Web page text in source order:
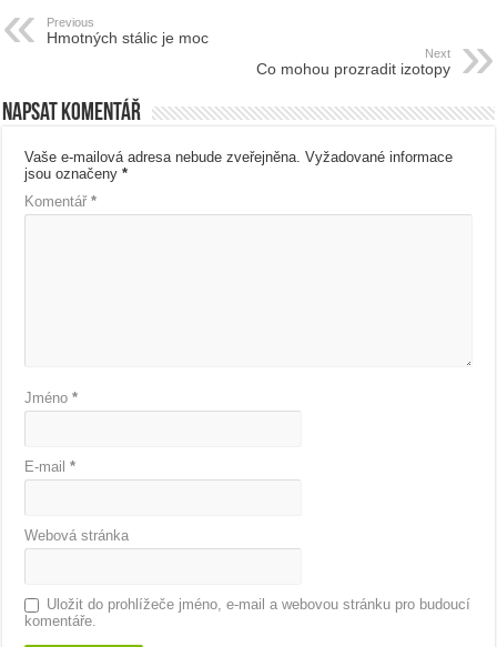
Previous
Hmotných stálic je moc
Next
Co mohou prozradit izotopy
Napsat komentář
Vaše e-mailová adresa nebude zveřejněna. Vyžadované informace
jsou označeny*
Komentář*
Jméno*
E-mail*
Webová stránka
Uložit do prohlížeče jméno, e-mail a webovou stránku pro budoucí
komentáře.